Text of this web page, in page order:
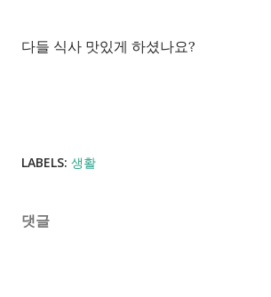
다들 식사 맛있게 하셨나요?
LABELS: 생활
댓글